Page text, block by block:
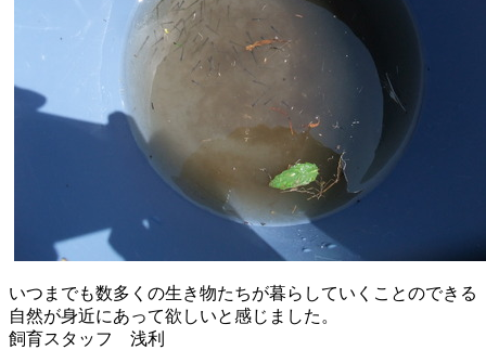
いつまでも数多くの生き物たちが暮らしていくことのできる
自然が身近にあって欲しいと感じました。
飼育スタッフ 浅利